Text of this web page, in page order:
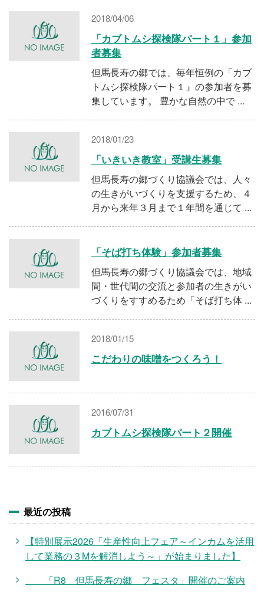
2018/04/06
「カブトムシ探検隊パート１」参加
者募集
但馬長寿の郷では、毎年恒例の「カブ
トムシ探検隊パート１』の参加者を募
集しています。 豊かな自然の中で ...
2018/01/23
「いきいき教室」受講生募集
但馬長寿の郷づくり協議会では、人々
の生きがいづくりを支援するため、４
月から来年３月まで１年間を通じて ...
「そば打ち体験」参加者募集
但馬長寿の郷づくり協議会では、地域
間・世代間の交流と参加者の生きがい
づくりをすすめるため「そば打ち体 ...
2018/01/15
こだわりの味噌をつくろう！
2016/07/31
カブトムシ探検隊パート２開催
最近の投稿
【特別展示2026「生産性向上フェア～インカムを活用
して業務の３Mを解消しよう～」が始まりました】
「R8 但馬長寿の郷 フェスタ」開催のご案内